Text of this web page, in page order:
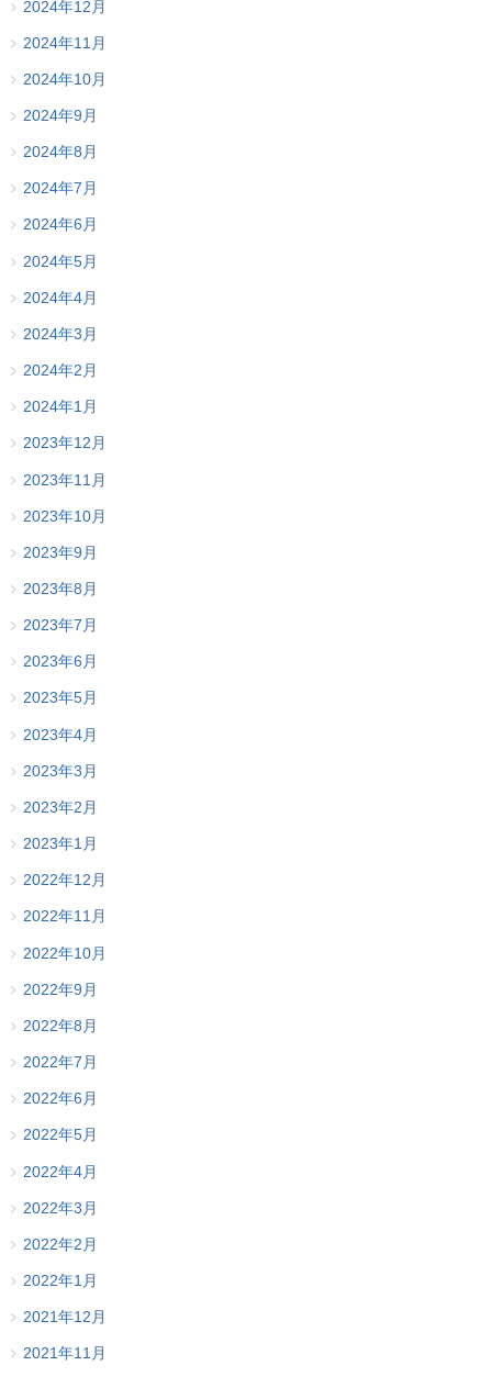
2024年12月
2024年11月
2024年10月
2024年9月
2024年8月
2024年7月
2024年6月
2024年5月
2024年4月
2024年3月
2024年2月
2024年1月
2023年12月
2023年11月
2023年10月
2023年9月
2023年8月
2023年7月
2023年6月
2023年5月
2023年4月
2023年3月
2023年2月
2023年1月
2022年12月
2022年11月
2022年10月
2022年9月
2022年8月
2022年7月
2022年6月
2022年5月
2022年4月
2022年3月
2022年2月
2022年1月
2021年12月
2021年11月